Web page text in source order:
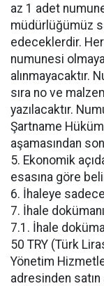
az 1 adet
müdürlüğümüz
edeceklerdir.
numunesi
alınmayacaktır.
sıra no ve
yazılacaktır.
Şartname
aşamasından
5. Ekonomik
esasına göre
6. İhaleye
7. İhale
7.1. İhale
50 TRY (Türk
Yönetim
adresinden satın